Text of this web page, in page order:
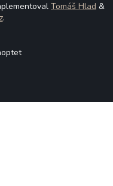
Tomáš Hlad &
.